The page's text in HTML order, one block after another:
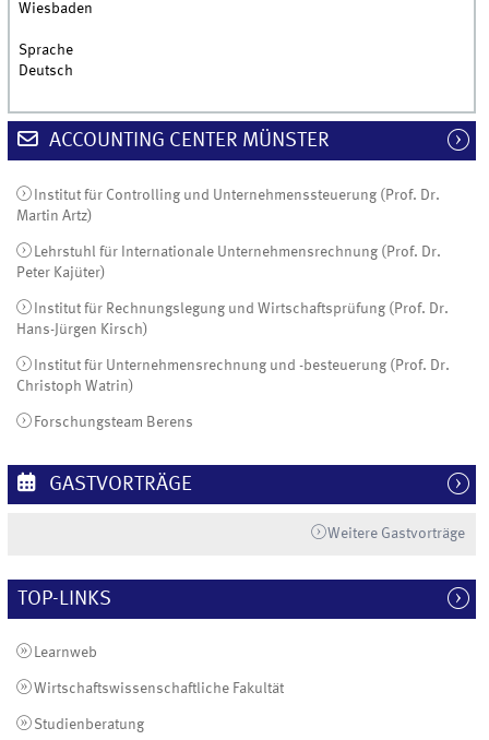
Wiesbaden
Sprache
Deutsch
ACCOUNTING CENTER MÜNSTER
Institut für Controlling und Unternehmenssteuerung (Prof. Dr.
Martin Artz)
Lehrstuhl für Internationale Unternehmensrechnung (Prof. Dr.
Peter Kajüter)
Institut für Rechnungslegung und Wirtschaftsprüfung (Prof. Dr.
Hans-Jürgen Kirsch)
Institut für Unternehmensrechnung und -besteuerung (Prof. Dr.
Christoph Watrin)
Forschungsteam Berens
GASTVORTRÄGE
Weitere Gastvorträge
TOP-LINKS
Learnweb
Wirtschaftswissenschaftliche Fakultät
Studienberatung